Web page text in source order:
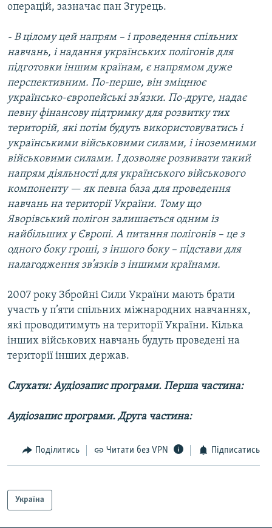
операцій, зазначає пан Згурець.
- В цілому цей напрям – і проведення спільних
навчань, і надання українських полігонів для
підготовки іншим країнам, є напрямом дуже
перспективним. По-перше, він зміцнює
українсько-європейські зв’язки. По-друге, надає
певну фінансову підтримку для розвитку тих
територій, які потім будуть використовуватись і
українськими військовими силами, і іноземними
військовими силами. І дозволяє розвивати такий
напрям діяльності для українського військового
компоненту — як певна база для проведення
навчань на території України. Тому що
Яворівський полігон залишається одним із
найбільших у Європі. А питання полігонів – це з
одного боку гроші, з іншого боку – підстави для
налагодження зв’язків з іншими країнами.
2007 року Збройні Сили України мають брати
участь у п’яти спільних міжнародних навчаннях,
які проводитимуть на території України. Кілька
інших військових навчань будуть проведені на
території інших держав.
Слухати: Аудіозапис програми. Перша частина:
Аудіозапис програми. Друга частина:
Поділитись Читати без VPN Підписатись
Україна